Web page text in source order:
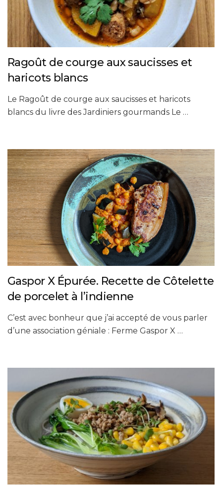
Ragoût de courge aux saucisses et
haricots blancs
Le Ragoût de courge aux saucisses et haricots
blancs du livre des Jardiniers gourmands Le …
Gaspor X Épurée. Recette de Côtelette
de porcelet à l’indienne
C’est avec bonheur que j’ai accepté de vous parler
d’une association géniale : Ferme Gaspor X …